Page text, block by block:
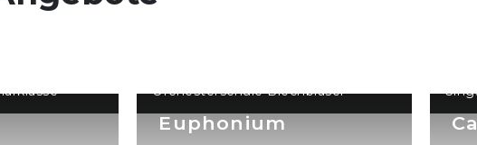
Euphonium
Orchesterschule Blechbläser